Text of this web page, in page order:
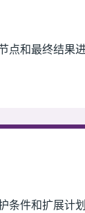
点和最终结果
条件和扩展计